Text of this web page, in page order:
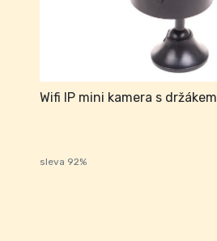
Wifi IP mini kamera s držákem
sleva 92%